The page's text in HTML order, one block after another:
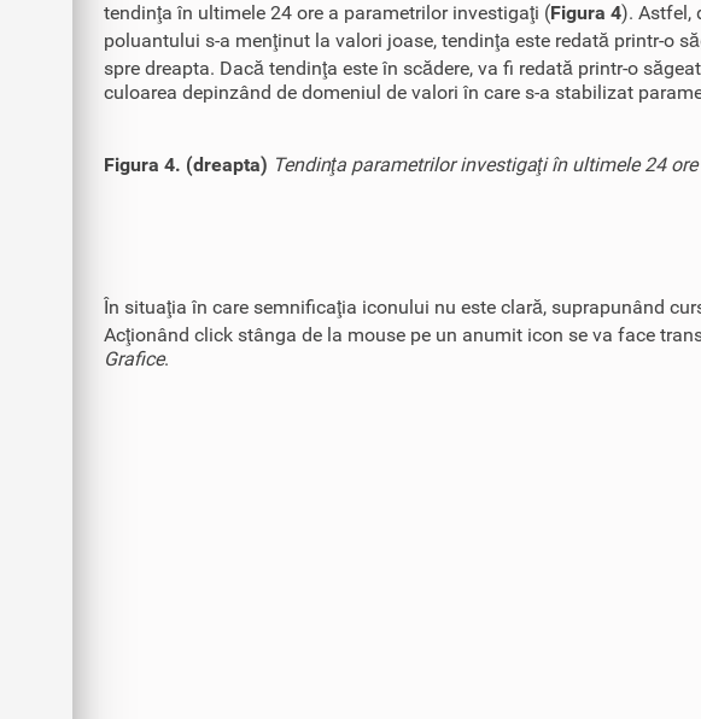
tendinţa în ultimele 24 ore a parametrilor investigaţi (Figura 4). Astfel,
poluantului s-a menţinut la valori joase, tendinţa este redată printr-o
spre dreapta. Dacă tendinţa este în scădere, va fi redată printr-o
culoarea depinzând de domeniul de valori în care s-a stabilizat
Figura 4. (dreapta) Tendinţa parametrilor investigaţi în ultimele 24 ore
În situaţia în care semnificaţia iconului nu este clară, suprapunând
Acţionând click stânga de la mouse pe un anumit icon se va face
Grafice.